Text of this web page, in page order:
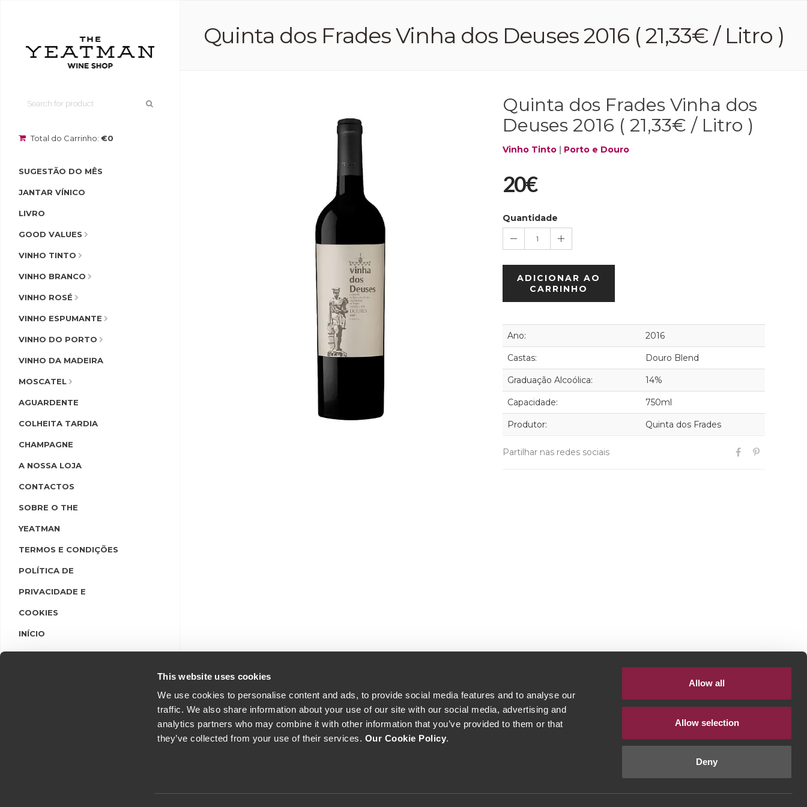
This website uses cookies
We use cookies to personalise content and ads, to provide social media features and to analyse our
traffic. We also share information about your use of our site with our social media, advertising and
analytics partners who may combine it with other information that you’ve provided to them or that
they’ve collected from your use of their services. Our Cookie Policy.
Allow all
Allow selection
Deny
Total do Carrinho: €0
SUGESTÃO DO MÊS
JANTAR VÍNICO
LIVRO
GOOD VALUES
VINHO TINTO
VINHO BRANCO
VINHO ROSÉ
VINHO ESPUMANTE
VINHO DO PORTO
VINHO DA MADEIRA
MOSCATEL
AGUARDENTE
COLHEITA TARDIA
CHAMPAGNE
A NOSSA LOJA
CONTACTOS
SOBRE O THE
YEATMAN
TERMOS E CONDIÇÕES
POLÍTICA DE
PRIVACIDADE E
COOKIES
INÍCIO
LINGUAS
Quinta dos Frades Vinha dos Deuses 2016 ( 21,33€ / Litro )
Quinta dos Frades Vinha dos
Deuses 2016 ( 21,33€ / Litro )
Vinho Tinto | Porto e Douro
20€
Quantidade
1
ADICIONAR AO
CARRINHO
Ano: 2016
Castas: Douro Blend
Graduação Alcoólica: 14%
Capacidade: 750ml
Produtor: Quinta dos Frades
Partilhar nas redes sociais